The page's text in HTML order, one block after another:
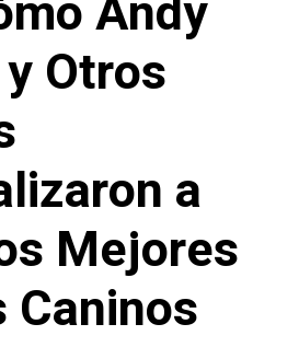
Otros
a
Mejores
Caninos